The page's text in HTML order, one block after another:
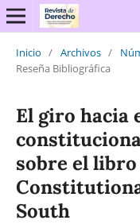
Inicio / Archivos /
Reseña Bibliográfica
El giro hacia
sobre el
South